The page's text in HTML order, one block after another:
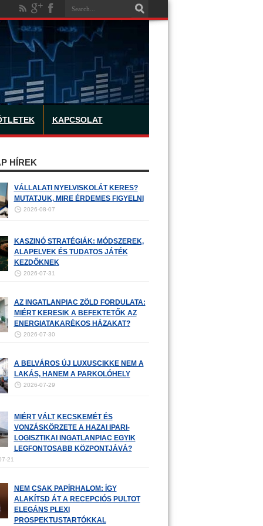
KAPCSOLAT
HÍREK
VÁLLALATI NYELVISKOLÁT KERES?
MUTATJUK, MIRE ÉRDEMES FIGYELNI
2026-08-07
KASZINÓ STRATÉGIÁK: MÓDSZEREK,
ALAPELVEK ÉS TUDATOS JÁTÉK
KEZDŐKNEK
2026-07-31
AZ INGATLANPIAC ZÖLD FORDULATA:
MIÉRT KERESIK A BEFEKTETŐK AZ
ENERGIATAKARÉKOS HÁZAKAT?
2026-07-30
A BELVÁROS ÚJ LUXUSCIKKE NEM A
LAKÁS, HANEM A PARKOLÓHELY
2026-07-29
MIÉRT VÁLT KECSKEMÉT ÉS
VONZÁSKÖRZETE A HAZAI IPARI-
LOGISZTIKAI INGATLANPIAC EGYIK
LEGFONTOSABB KÖZPONTJÁVÁ?
21
NEM CSAK PAPÍRHALOM: ÍGY
ALAKÍTSD ÁT A RECEPCIÓS PULTOT
ELEGÁNS PLEXI
PROSPEKTUSTARTÓKKAL